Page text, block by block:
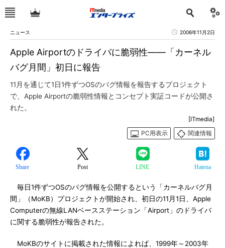
ニュース 2006年11月2日
Apple Airportのドライバに脆弱性――「カーネル
バグ月間」初日に報告
11月を通じて1日1件ずつOSのバグ情報を報告するプロジェクト
で、Apple Airportの脆弱性情報とコンセプト実証コードが公開さ
れた。
[ITmedia]
PC用表示
関連情報
Share Post LINE Hatena
毎日1件ずつOSのバグ情報を公開するという「カーネルバグ月
間」（MoKB）プロジェクトが開始され、初日の11月1日、Apple
Computerの無線LANベースステーション「Airport」のドライバ
に関する脆弱性が報告された。
MoKBのサイトに掲載された情報によれば、1999年～2003年